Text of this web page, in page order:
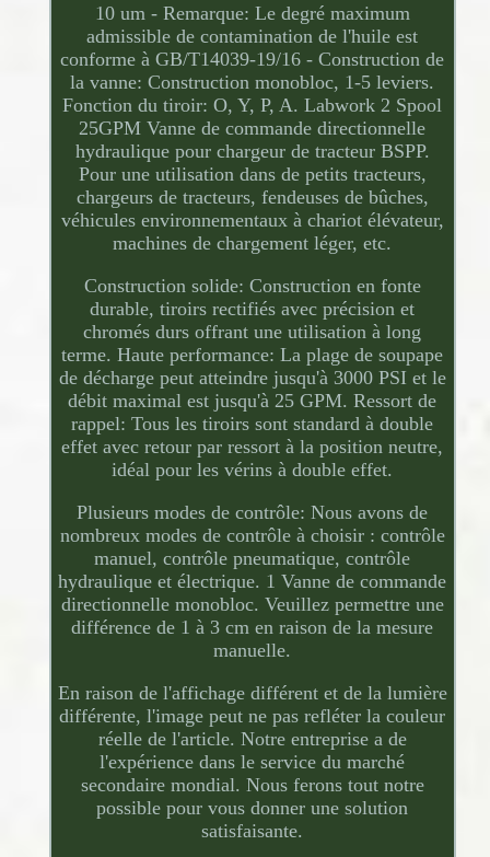
10 um - Remarque: Le degré maximum
admissible de contamination de l'huile est
conforme à GB/T14039-19/16 - Construction de
la vanne: Construction monobloc, 1-5 leviers.
Fonction du tiroir: O, Y, P, A. Labwork 2 Spool
25GPM Vanne de commande directionnelle
hydraulique pour chargeur de tracteur BSPP.
Pour une utilisation dans de petits tracteurs,
chargeurs de tracteurs, fendeuses de bûches,
véhicules environnementaux à chariot élévateur,
machines de chargement léger, etc.
Construction solide: Construction en fonte
durable, tiroirs rectifiés avec précision et
chromés durs offrant une utilisation à long
terme. Haute performance: La plage de soupape
de décharge peut atteindre jusqu'à 3000 PSI et le
débit maximal est jusqu'à 25 GPM. Ressort de
rappel: Tous les tiroirs sont standard à double
effet avec retour par ressort à la position neutre,
idéal pour les vérins à double effet.
Plusieurs modes de contrôle: Nous avons de
nombreux modes de contrôle à choisir : contrôle
manuel, contrôle pneumatique, contrôle
hydraulique et électrique. 1 Vanne de commande
directionnelle monobloc. Veuillez permettre une
différence de 1 à 3 cm en raison de la mesure
manuelle.
En raison de l'affichage différent et de la lumière
différente, l'image peut ne pas refléter la couleur
réelle de l'article. Notre entreprise a de
l'expérience dans le service du marché
secondaire mondial. Nous ferons tout notre
possible pour vous donner une solution
satisfaisante.